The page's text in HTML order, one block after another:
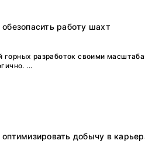
работу шахт
разработок своими
...
добычу в